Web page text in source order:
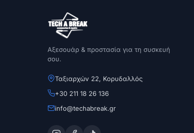
Αξεσουάρ & προστασία για τη συσκευή
σου.
Ταξιαρχών 22, Κορυδαλλός
+30 211 18 26 136
info@techabreak.gr